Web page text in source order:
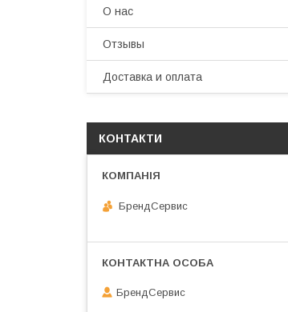
О нас
Отзывы
Доставка и оплата
КОНТАКТИ
БрендСервис
БрендСервис